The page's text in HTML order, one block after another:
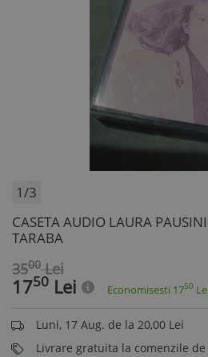
1/3
CASETA AUDIO LAURA
TARABA
3500 Lei
1750 Lei Economisesti 1750 Lei
Luni, 17 Aug. de la 20,00 Lei
Livrare gratuita la comenzile de